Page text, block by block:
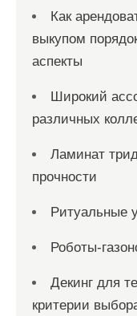
Как
выкупом
аспекты
Широкий
различных
Ламинат
прочности
Ритуальные
Роботы-
Декинг для
критерии